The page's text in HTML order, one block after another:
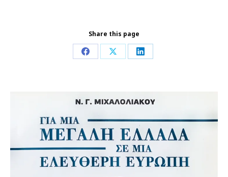
Share this page
Share Share Share